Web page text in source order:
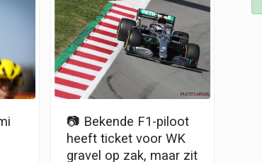
📷 Bekende F1-piloot
heeft ticket voor WK
gravel op zak, maar zit